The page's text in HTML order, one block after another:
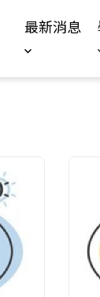
最新消息